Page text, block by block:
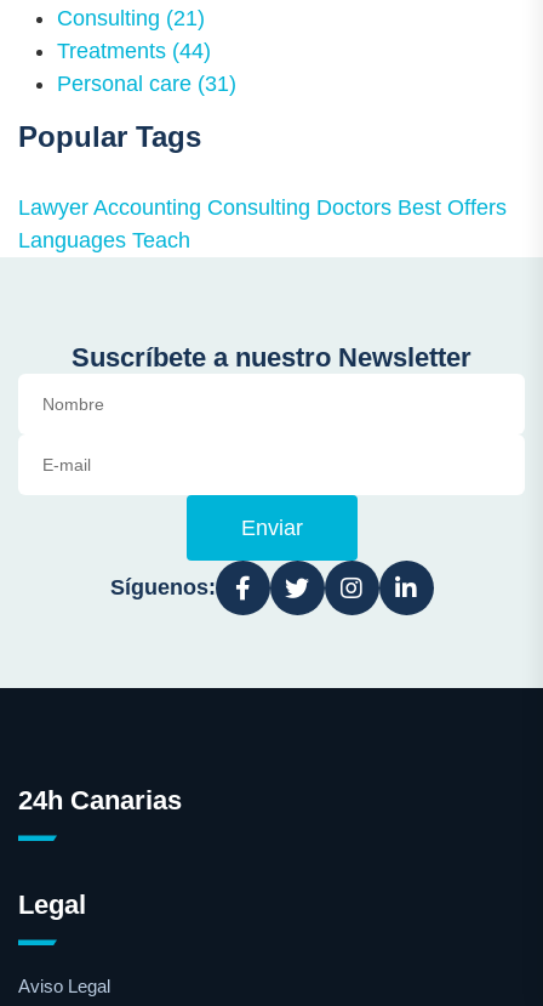
Consulting (21)
Treatments (44)
Personal care (31)
Popular Tags
Lawyer Accounting Consulting Doctors Best Offers
Languages Teach
Suscríbete a nuestro Newsletter
Enviar
Síguenos:
24h Canarias
Legal
Aviso Legal